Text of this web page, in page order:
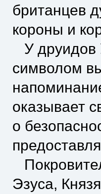
британцев
короны и
У друидов
символом
оказывает
о
Эзуса,